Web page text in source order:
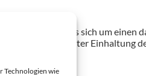
Technologien wie
handelt es sich um einen
und unter Einhaltung